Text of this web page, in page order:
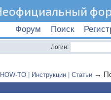
Форум Поиск
Логин:
HOW-TO | Инструкции | Статьи →